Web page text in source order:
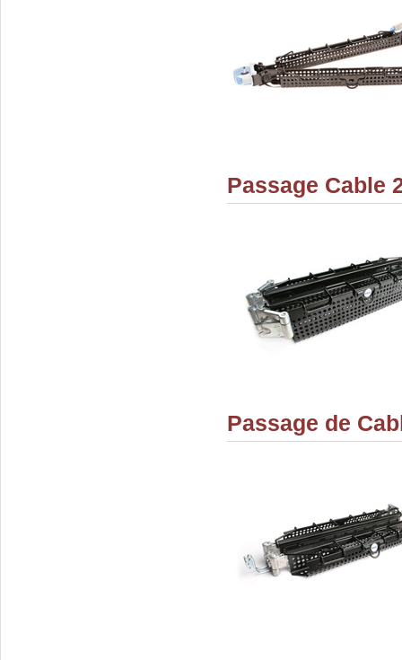
Passage Cable
Passage de